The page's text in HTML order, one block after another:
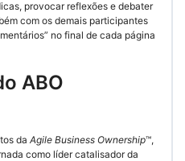
provocar reflexões e debater
com os demais participantes
no final de cada página
ABO
da Agile Business Ownership™,
como líder catalisador da